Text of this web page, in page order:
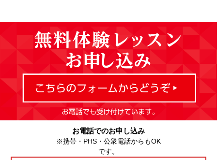
お電話でのお申し込み
※携帯・PHS・公衆電話からもOK
です。